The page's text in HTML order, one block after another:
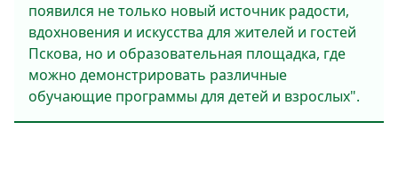
появился не только новый источник радости,
вдохновения и искусства для жителей и гостей
Пскова, но и образовательная площадка, где
можно демонстрировать различные
обучающие программы для детей и взрослых".